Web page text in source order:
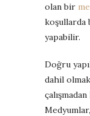
olan bir
koşullarda
yapabilir.
Doğru
dahil